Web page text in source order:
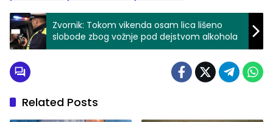
Zvornik: Tokom vikenda osam lica lišeno
slobode zbog vožnje pod dejstvom alkohola
Related Posts